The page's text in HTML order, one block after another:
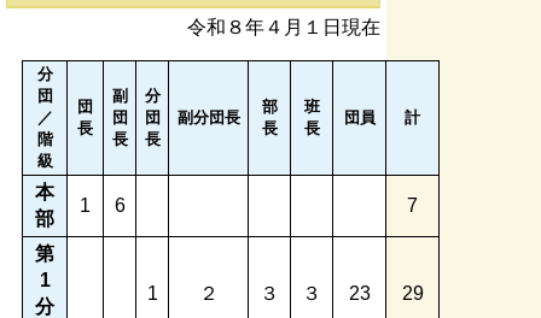
令和８年４月１日現在
分
団
／
階
級
団
長
副
団
長
分
団
長
副分団長
部
長
班
長
団員 計
本
部
1 6 7
第
1
分
1 ２ ３ ３ 23 29